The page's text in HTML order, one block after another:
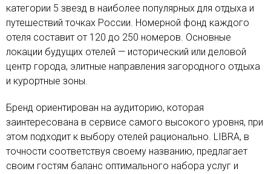
категории 5 звезд в наиболее популярных для отдыха и
путешествий точках России. Номерной фонд каждого
отеля составит от 120 до 250 номеров. Основные
локации будущих отелей — исторический или деловой
центр города, элитные направления загородного отдыха
и курортные зоны.
Бренд ориентирован на аудиторию, которая
заинтересована в сервисе самого высокого уровня, при
этом подходит к выбору отелей рационально. LIBRA, в
точности соответствуя своему названию, предлагает
своим гостям баланс оптимального набора услуг и